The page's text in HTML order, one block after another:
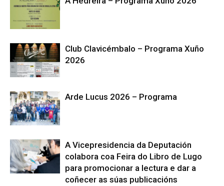
Club Clavicémbalo – Programa Xuño
2026
Arde Lucus 2026 – Programa
A Vicepresidencia da Deputación
colabora coa Feira do Libro de Lugo
para promocionar a lectura e dar a
coñecer as súas publicacións